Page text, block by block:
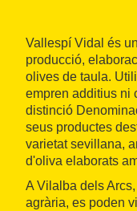
Vallespí Vidal és
producció,
olives de taula.
empren additius ni
distinció
seus productes
varietat sevillana,
d'oliva elaborats
A Vilalba dels
agrària, es poden